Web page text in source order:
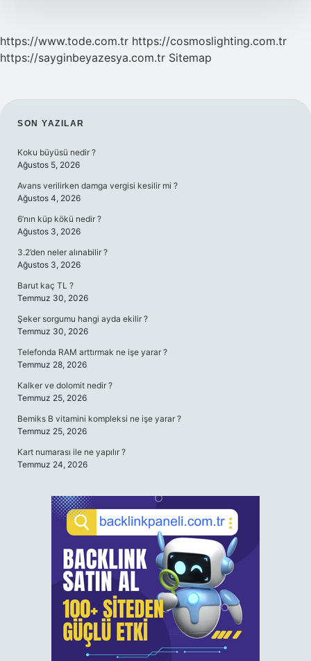
https://www.tode.com.tr https://cosmoslighting.com.tr
https://sayginbeyazesya.com.tr Sitemap
SIDEBAR
SON YAZILAR
Koku büyüsü nedir ?
Ağustos 5, 2026
Avans verilirken damga vergisi kesilir mi ?
Ağustos 4, 2026
6’nın küp kökü nedir ?
Ağustos 3, 2026
3.2’den neler alınabilir ?
Ağustos 3, 2026
Barut kaç TL ?
Temmuz 30, 2026
Şeker sorgumu hangi ayda ekilir ?
Temmuz 30, 2026
Telefonda RAM arttırmak ne işe yarar ?
Temmuz 28, 2026
Kalker ve dolomit nedir ?
Temmuz 25, 2026
Bemiks B vitamini kompleksi ne işe yarar ?
Temmuz 25, 2026
Kart numarası ile ne yapılır ?
Temmuz 24, 2026